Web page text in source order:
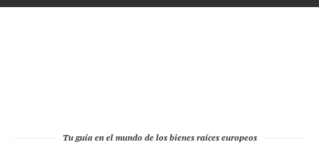
Tu guía en el mundo de los bienes raíces europeos